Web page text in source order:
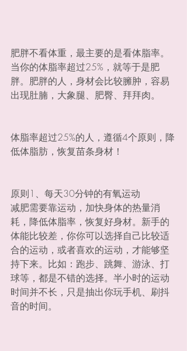
肥胖不看体重，最主要的是看体脂率。
当你的体脂率超过25%，就等于是肥
胖。肥胖的人，身材会比较臃肿，容易
出现肚腩，大象腿、肥臀、拜拜肉。
体脂率超过25%的人，遵循4个原则，降
低体脂肪，恢复苗条身材！
原则1、每天30分钟的有氧运动
减肥需要靠运动，加快身体的热量消
耗，降低体脂率，恢复好身材。新手的
体能比较差，你你可以选择自己比较适
合的运动，或者喜欢的运动，才能够坚
持下来。比如：跑步、跳舞、游泳、打
球等，都是不错的选择。半小时的运动
时间并不长，只是抽出你玩手机、刷抖
音的时间。